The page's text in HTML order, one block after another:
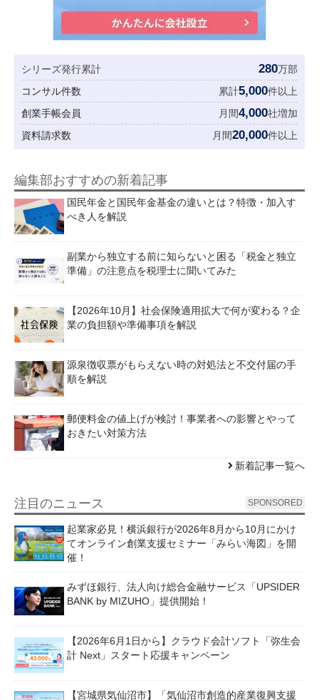
シリーズ発行累計 280万部
コンサル件数
累計5,000件以上
創業手帳会員
月間4,000社増加
資料請求数
月間20,000件以上
編集部おすすめの新着記事
国民年金と国民年金基金の違いとは？特徴・加入す
べき人を解説
副業から独立する前に知らないと困る「税金と独立
準備」の注意点を税理士に聞いてみた
【2026年10月】社会保険適用拡大で何が変わる？企
業の負担額や準備事項を解説
源泉徴収票がもらえない時の対処法と不交付届の手
順を解説
郵便料金の値上げが検討！事業者への影響とやって
おきたい対策方法
新着記事一覧へ
注目のニュース SPONSORED
起業家必見！横浜銀行が2026年8月から10月にかけ
てオンライン創業支援セミナー「みらい海図」を開
催！
みずほ銀行、法人向け総合金融サービス「UPSIDER
BANK by MIZUHO」提供開始！
【2026年6月1日から】クラウド会計ソフト「弥生会
計 Next」スタート応援キャンペーン
【宮城県気仙沼市】「気仙沼市創造的産業復興支援